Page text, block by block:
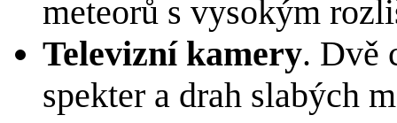
meteorů s vysokým
Televizní kamery. Dvě
spekter a drah slabých